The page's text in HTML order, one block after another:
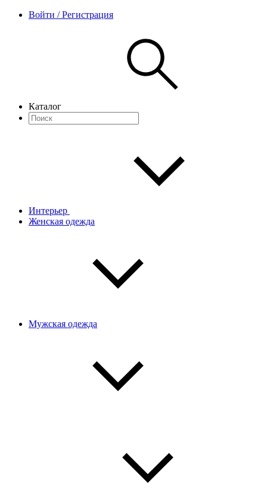
Войти / Регистрация
Каталог
Интерьер
Женская одежда
Мужская одежда